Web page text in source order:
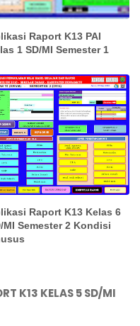
Raport K13 PAI
1 SD/MI Semester 1
Raport K13 Kelas 6
MI Semester 2 Kondisi
K13 KELAS 5 SD/MI